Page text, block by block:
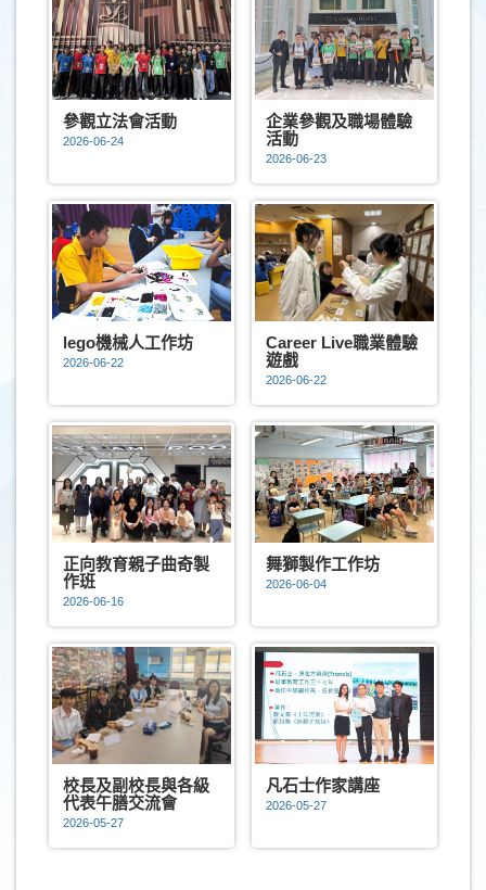
參觀立法會活動
2026-06-24
企業參觀及職場體驗
活動
2026-06-23
lego機械人工作坊
2026-06-22
Career Live職業體驗
遊戲
2026-06-22
正向教育親子曲奇製
作班
2026-06-16
舞獅製作工作坊
2026-06-04
校長及副校長與各級
代表午膳交流會
2026-05-27
凡石士作家講座
2026-05-27